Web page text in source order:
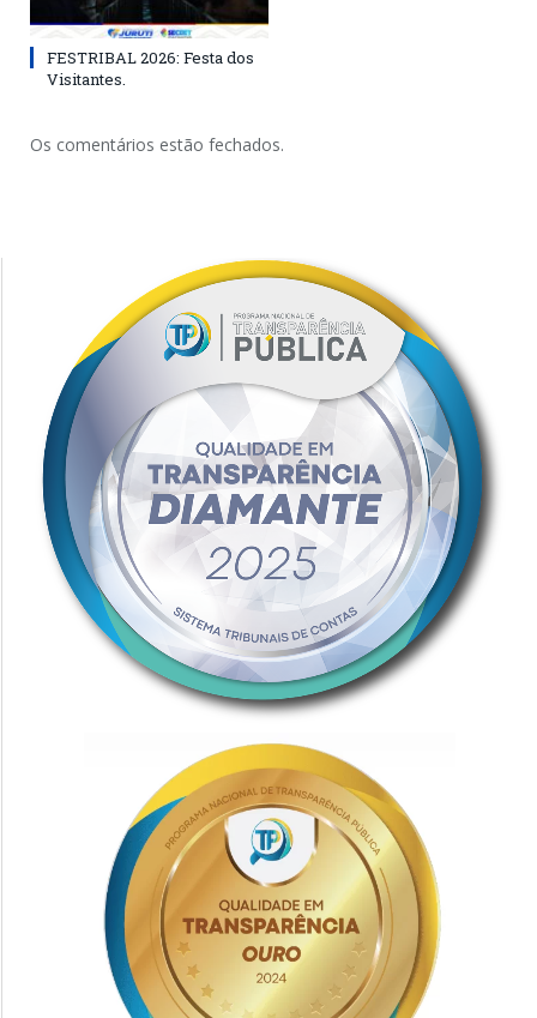
FESTRIBAL 2026: Festa dos
Visitantes.
Os comentários estão fechados.